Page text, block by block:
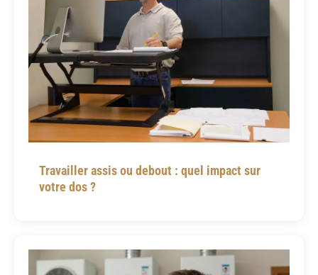
Travailler assis ou debout : quel impact sur
votre dos ?